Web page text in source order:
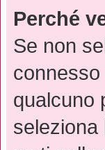
Perché
Se non
qualcuno
seleziona